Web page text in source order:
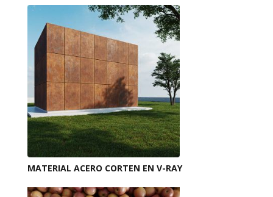
MATERIAL ACERO CORTEN EN V-RAY